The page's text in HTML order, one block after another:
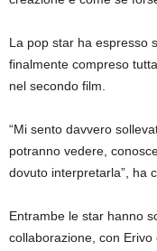
La pop star ha espresso
finalmente compreso
nel secondo film.
“Mi sento davvero
potranno vedere,
dovuto interpretarla”, ha
Entrambe le star hanno
collaborazione, con